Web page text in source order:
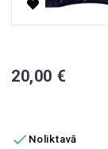
Cena
20,00 €
 Noliktavā